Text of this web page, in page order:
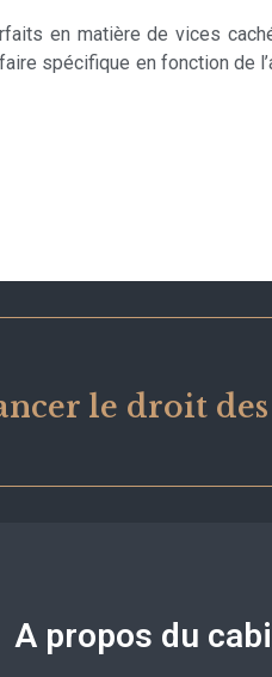
en matière de vices
spécifique en fonction de
le droit
A propos du